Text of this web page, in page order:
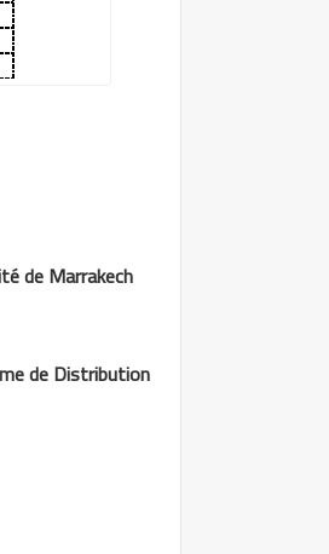
de Marrakech
de Distribution